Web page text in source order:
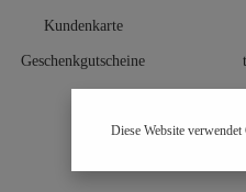
Kundenkarte
Geschenkgutscheine
Diese Website